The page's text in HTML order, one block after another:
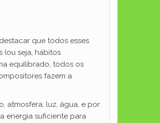
que todos esses
(ou seja, hábitos
equilibrado, todos os
fazem a
atmosfera, luz, água, e por
energia suficiente para